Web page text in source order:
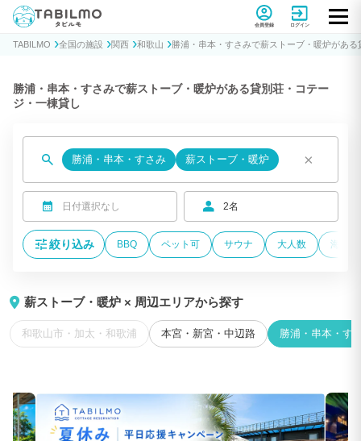
貸別荘コテージ・一棟貸し宿泊予約サイトTABILMO(タビルモ)
会員登録 ログイン
TABILMO 全国の施設 関西 和歌山 勝浦・串本・すさみで薪ストーブ・暖炉があ
勝浦・串本・すさみで薪ストーブ・暖炉がある貸別荘・コテー
ジ・一棟貸し
勝浦・串本・すさみ 薪ストーブ・暖炉 ×
日付選択なし 2名
絞り込み BBQ ペット可 サウナ 大人数 海が
薪ストーブ・暖炉 × 周辺エリアから探す
和歌山市・加太・和歌浦 本宮・新宮・中辺路 勝浦・串本・す